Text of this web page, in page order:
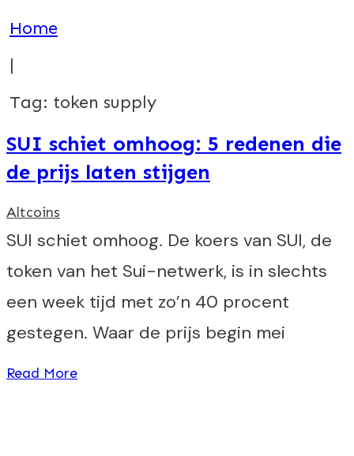
Home
|
Tag: token supply
SUI schiet omhoog: 5 redenen die
de prijs laten stijgen
Altcoins
SUI schiet omhoog. De koers van SUI, de
token van het Sui-netwerk, is in slechts
een week tijd met zo’n 40 procent
gestegen. Waar de prijs begin mei
Read More